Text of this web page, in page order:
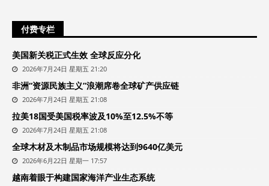
付费专栏
美国新关税正式生效 全球反应分化
2026年7月24日 星期五 21:20
非洲“资源民族主义”浪潮席卷全球矿产供应链
2026年7月24日 星期五 21:08
拉美18国受美国税率波及10%至12.5%不等
2026年7月24日 星期五 21:08
全球木材及木制品市场规模将达到9640亿美元
2026年6月22日 星期一 17:57
越南着眼于构建国家海洋产业生态系统